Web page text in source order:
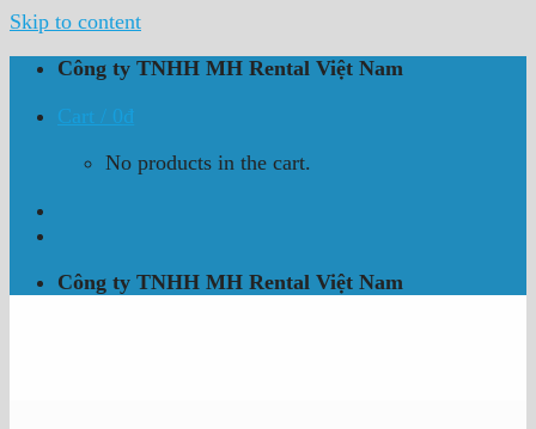
Skip to content
Công ty TNHH MH Rental Việt Nam
Cart / 0₫
No products in the cart.
Công ty TNHH MH Rental Việt Nam